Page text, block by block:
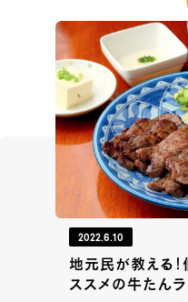
2022.6.10
地元民が教える
ススメの牛たん